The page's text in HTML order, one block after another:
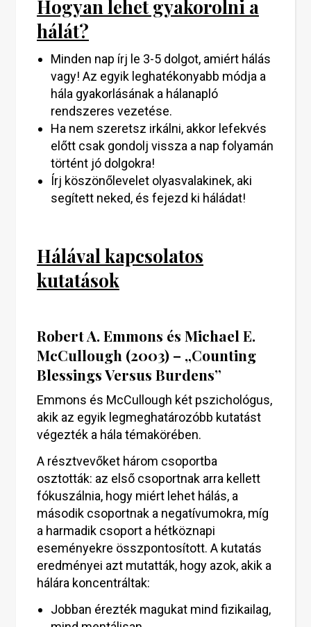
Hogyan lehet gyakorolni a
hálát?
Minden nap írj le 3-5 dolgot, amiért hálás
vagy! Az egyik leghatékonyabb módja a
hála gyakorlásának a hálanapló
rendszeres vezetése.
Ha nem szeretsz irkálni, akkor lefekvés
előtt csak gondolj vissza a nap folyamán
történt jó dolgokra!
Írj köszönőlevelet olyasvalakinek, aki
segített neked, és fejezd ki háládat!
Hálával kapcsolatos
kutatások
Robert A. Emmons és Michael E.
McCullough (2003) – „Counting
Blessings Versus Burdens”
Emmons és McCullough két pszichológus,
akik az egyik legmeghatározóbb kutatást
végezték a hála témakörében.
A résztvevőket három csoportba
osztották: az első csoportnak arra kellett
fókuszálnia, hogy miért lehet hálás, a
második csoportnak a negatívumokra, míg
a harmadik csoport a hétköznapi
eseményekre összpontosított. A kutatás
eredményei azt mutatták, hogy azok, akik a
hálára koncentráltak:
Jobban érezték magukat mind fizikailag,